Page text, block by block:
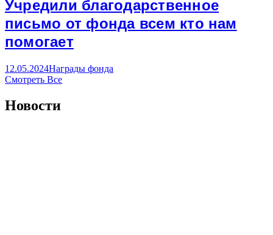
Учредили благодарственное
письмо от фонда всем кто нам
помогает
12.05.2024Награды фонда
Смотреть Все
Новости